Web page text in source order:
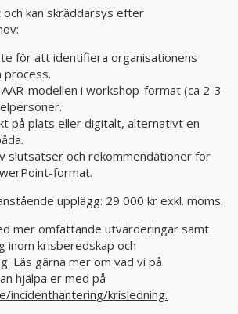
kan skräddarsys efter
för att identifiera organisationens
process.
modellen i workshop-format (ca 2-3
på plats eller digitalt, alternativt en
slutsatser och rekommendationer för
format.
upplägg: 29 000 kr exkl. moms.
mer omfattande utvärderingar samt
inom krisberedskap och
Läs gärna mer om vad vi på
hjälpa er med på
incidenthantering/krisledning.